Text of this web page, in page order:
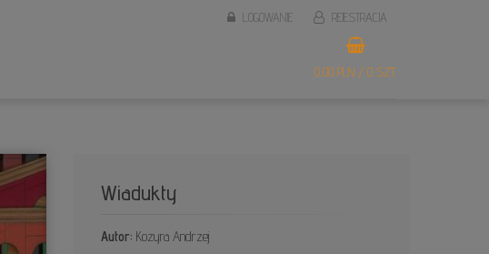
LOGOWANIE REJESTRACJA
0,00 PLN / 0 SZT.
Wiadukty
Autor: Kozyra Andrzej